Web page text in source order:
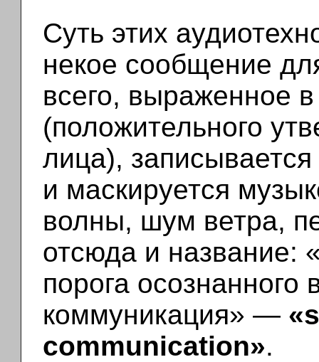
Суть этих
некое сообщение
всего, выраженное
(положительного
лица),
и маскируется
волны, шум ветра,
отсюда и название:
порога осознанного
коммуникация» —
communication».